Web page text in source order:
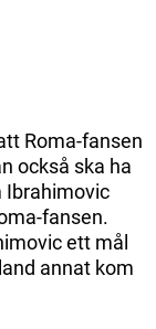
Roma-fansen
också ska ha
Ibrahimovic
fansen.
ett mål
annat kom